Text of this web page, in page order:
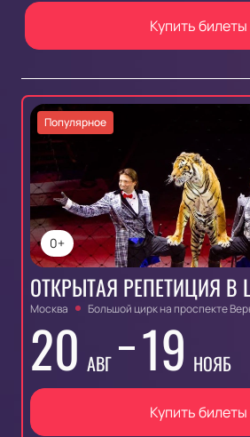
Купить билеты
0+
Популярное
ОТКРЫТАЯ РЕПЕТИЦИЯ В
Москва Большой цирк на проспекте
20 АВГ 19 НОЯБ
Купить билеты